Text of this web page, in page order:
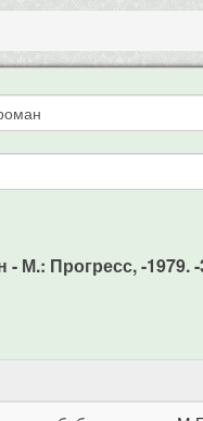
М.: Прогресс, -1979. -